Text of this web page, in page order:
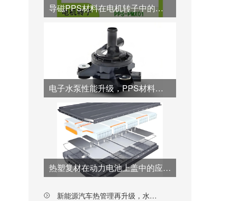
导磁PPS材料在电机转子中的优势应用
电子水泵性能升级，PPS材料从“转子”到“壳体”全面接棒
热塑复材在动力电池上盖中的应用突破与工艺创新
新能源汽车热管理再升级，水阀阀芯材料为何纷纷转向PPS？